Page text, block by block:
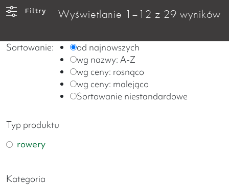
Filtry Wyświetlanie 1–12 z 29 wyników
Sortowanie:
od najnowszych
wg nazwy: A-Z
wg ceny: rosnąco
wg ceny: malejąco
Sortowanie niestandardowe
Typ produktu
rowery
Kategoria